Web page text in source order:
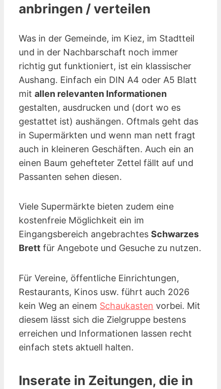
anbringen / verteilen
Was in der Gemeinde, im Kiez, im Stadtteil
und in der Nachbarschaft noch immer
richtig gut funktioniert, ist ein klassischer
Aushang. Einfach ein DIN A4 oder A5 Blatt
mit allen relevanten Informationen
gestalten, ausdrucken und (dort wo es
gestattet ist) aushängen. Oftmals geht das
in Supermärkten und wenn man nett fragt
auch in kleineren Geschäften. Auch ein an
einen Baum gehefteter Zettel fällt auf und
Passanten sehen diesen.
Viele Supermärkte bieten zudem eine
kostenfreie Möglichkeit ein im
Eingangsbereich angebrachtes Schwarzes
Brett für Angebote und Gesuche zu nutzen.
Für Vereine, öffentliche Einrichtungen,
Restaurants, Kinos usw. führt auch 2026
kein Weg an einem Schaukasten vorbei. Mit
diesem lässt sich die Zielgruppe bestens
erreichen und Informationen lassen recht
einfach stets aktuell halten.
Inserate in Zeitungen, die in